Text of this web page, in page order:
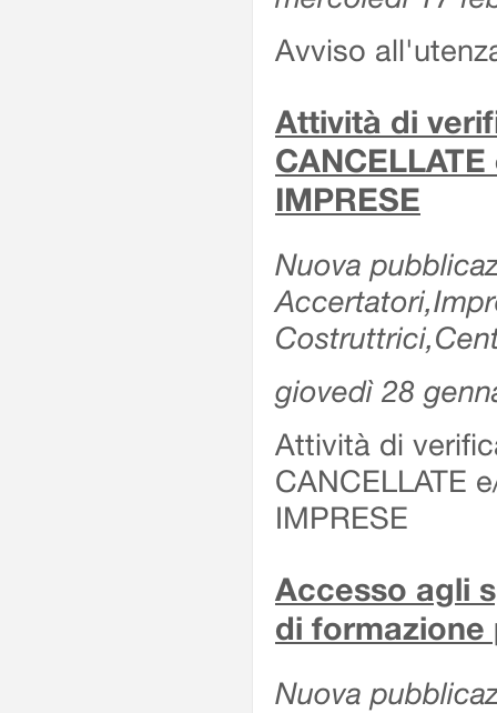
Avviso
Attività di
IMPRESE
Nuova
giovedì 28
Attività di
CANCELLATE
IMPRESE
Accesso agli
di formazione
Nuova